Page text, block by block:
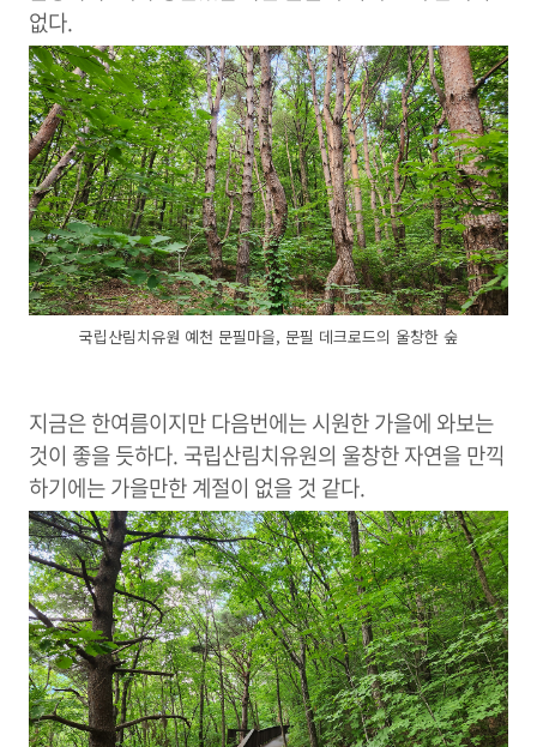
없다.
국립산림치유원 예천 문필마을, 문필 데크로드의 울창한 숲
지금은 한여름이지만 다음번에는 시원한 가을에 와보는
것이 좋을 듯하다. 국립산림치유원의 울창한 자연을 만끽
하기에는 가을만한 계절이 없을 것 같다.